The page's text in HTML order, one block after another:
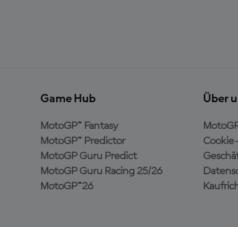
Game Hub
MotoGP™ Fantasy
MotoGP™ Predictor
MotoGP Guru Predict
MotoGP Guru Racing 25/26
MotoGP™26
Über